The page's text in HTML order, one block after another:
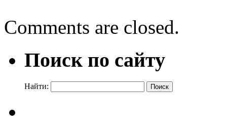
Comments are closed.
Поиск по сайту
Найти: